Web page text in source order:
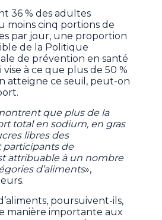
36 % des adultes
moins cinq portions de
par jour, une proportion
de la Politique
de prévention en santé
à ce que plus de 50 %
atteigne ce seuil, peut-on
que plus de la
total en sodium, en gras
libres des
participants de
attribuable à un nombre
d’aliments»,
poursuivent-ils,
manière importante aux